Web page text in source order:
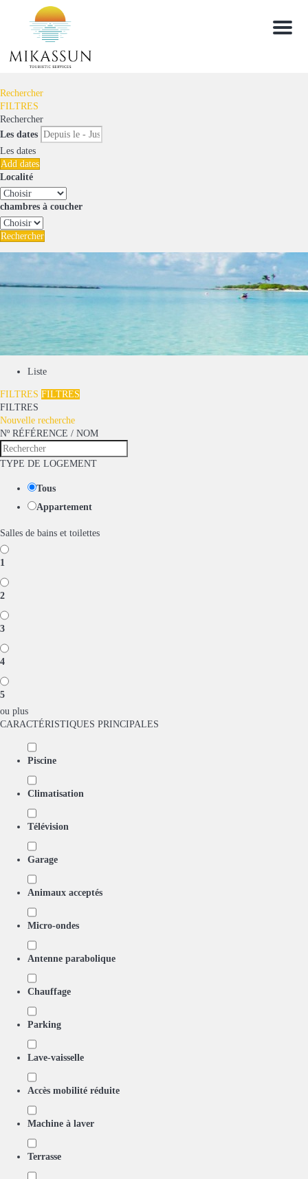
Menu
Rechercher
FILTRES
Rechercher
Les dates
Les dates
Add dates
Localité
chambres à coucher
Rechercher
Liste
FILTRES FILTRES
FILTRES
Nouvelle recherche
Nº RÉFÉRENCE / NOM
TYPE DE LOGEMENT
Tous
Appartement
Salles de bains et toilettes
1
2
3
4
5
ou plus
CARACTÉRISTIQUES PRINCIPALES
Piscine
Climatisation
Télévision
Garage
Animaux acceptés
Micro-ondes
Antenne parabolique
Chauffage
Parking
Lave-vaisselle
Accès mobilité réduite
Machine à laver
Terrasse